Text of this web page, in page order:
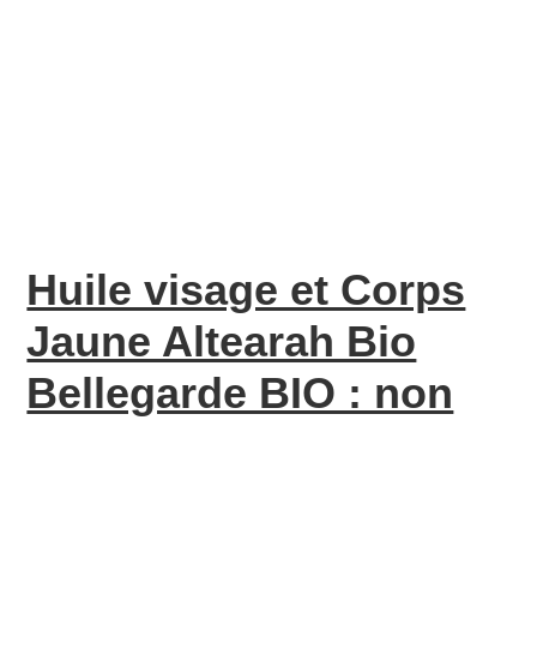
Huile visage et Corps
Jaune Altearah Bio
Bellegarde BIO : non